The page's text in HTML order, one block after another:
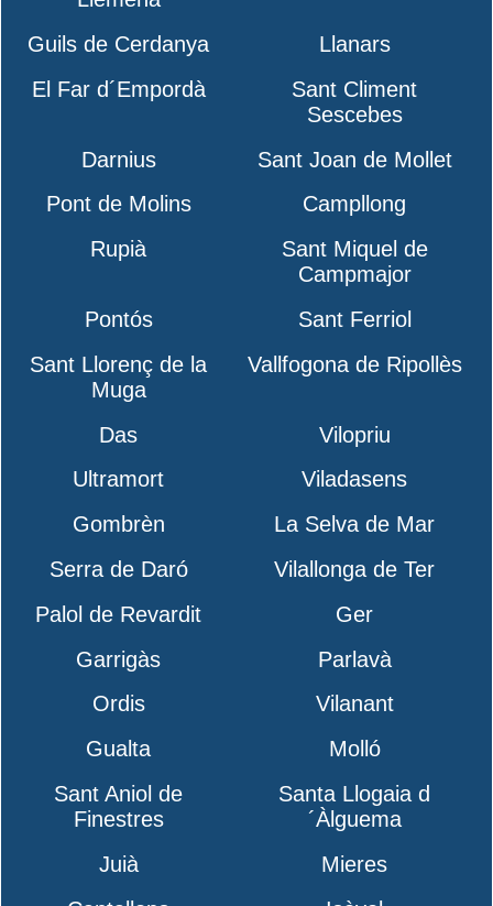
Guils de Cerdanya
Llanars
El Far d´Empordà
Sant Climent
Sescebes
Darnius
Sant Joan de Mollet
Pont de Molins
Campllong
Rupià
Sant Miquel de
Campmajor
Pontós
Sant Ferriol
Sant Llorenç de la
Muga
Vallfogona de Ripollès
Das
Vilopriu
Ultramort
Viladasens
Gombrèn
La Selva de Mar
Serra de Daró
Vilallonga de Ter
Palol de Revardit
Ger
Garrigàs
Parlavà
Ordis
Vilanant
Gualta
Molló
Sant Aniol de
Finestres
Santa Llogaia d
´Àlguema
Juià
Mieres